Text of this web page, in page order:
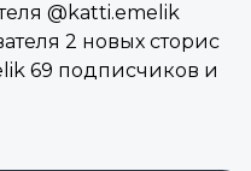
@katti.emelik
2 новых сторис
69 подписчиков и